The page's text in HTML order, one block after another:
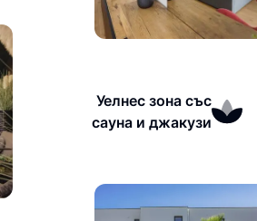
Уелнес зона със
сауна и джакузи